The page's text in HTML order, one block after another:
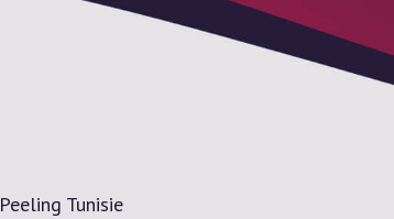
Peeling Tunisie